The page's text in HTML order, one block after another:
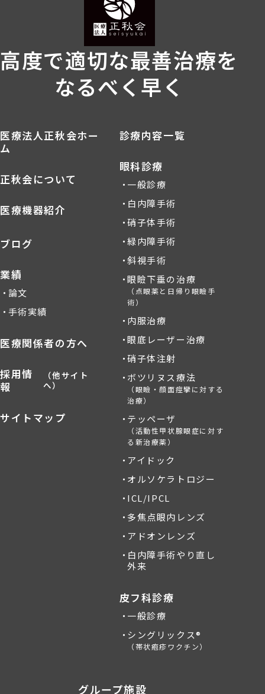
高度で適切な最善治療を
なるべく早く
医療法人正秋会ホー
ム
正秋会について
医療機器紹介
診療内容一覧
眼科診療
一般診療
白内障手術
硝子体手術
緑内障手術
斜視手術
眼瞼下垂の治療
（点眼薬と日帰り眼瞼手
術）
内服治療
眼底レーザー治療
硝子体注射
ボツリヌス療法
（眼瞼・顔面痙攣に対する
治療）
テッペーザ
（活動性甲状腺眼症に対す
る新治療薬）
アイドック
オルソケラトロジー
ICL/IPCL
多焦点眼内レンズ
アドオンレンズ
白内障手術やり直し
外来
皮フ科診療
一般診療
シングリックス®
（帯状疱疹ワクチン）
ブログ
業績
論文
手術実績
医療関係者の方へ
採用情
報
（他サイト
へ）
サイトマップ
グループ施設